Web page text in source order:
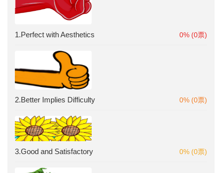
1.Perfect with Aesthetics 0% (0票)
2.Better Implies Difficulty 0% (0票)
3.Good and Satisfactory 0% (0票)